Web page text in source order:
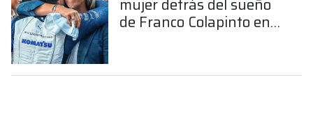
mujer detrás del sueño
de Franco Colapinto en